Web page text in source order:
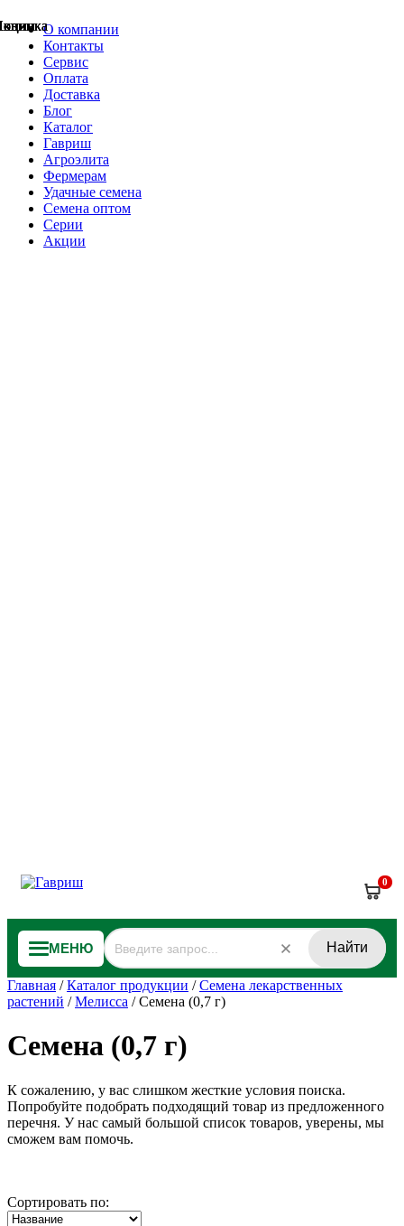
О компании
Контакты
Сервис
Оплата
Доставка
Блог
Каталог
Гавриш
Агроэлита
Фермерам
Удачные семена
Семена оптом
Серии
Акции
0
МЕНЮ Найти
Главная /Каталог продукции /Семена лекарственных
растений /Мелисса /Семена (0,7 г)
Семена (0,7 г)
К сожалению, у вас слишком жесткие условия поиска.
Попробуйте подобрать подходящий товар из предложенного
перечня. У нас самый большой список товаров, уверены, мы
сможем вам помочь.
Сортировать по: